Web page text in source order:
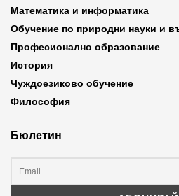
Математика и информатика
Обучение по природни науки и
Професионално образование
История
Чуждоезиково обучение
Философия
Бюлетин